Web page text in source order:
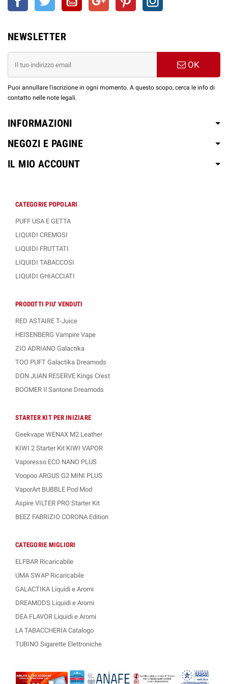
1 x Base Neutra 10ml - 18
mg/ml (Full PG)
Aroma
2 x Glicole Propilenico 10ml
60 ml Liquido Senza
SCOPRI LE ALTRE LINEE AROMÌ SHOT
10+50ml by EASY VAPE
NEWSLETTER
OK
Puoi annullare l'iscrizione in ogni momento. A questo scopo, cerca le info di
contatto nelle note legali.
INFORMAZIONI
NEGOZI E PAGINE
IL MIO ACCOUNT
CATEGORIE POPOLARI
PUFF USA E GETTA
LIQUIDI CREMOSI
LIQUIDI FRUTTATI
LIQUIDI TABACCOSI
LIQUIDI GHIACCIATI
PRODOTTI PIU' VENDUTI
RED ASTAIRE T-Juice
HEISENBERG Vampire Vape
ZIO ADRIANO Galactika
TOO PUFT Galactika Dreamods
DON JUAN RESERVE Kings Crest
BOOMER Il Santone Dreamods
STARTER KIT PER INIZIARE
Geekvape WENAX M2 Leather
KIWI 2 Starter Kit KIWI VAPOR
Vaporesso ECO NANO PLUS
Voopoo ARGUS G2 MINI PLUS
VaporArt BUBBLE Pod Mod
Aspire VILTER PRO Starter Kit
BEEZ FABRIZIO CORONA Edition
CATEGORIE MIGLIORI
ELFBAR Ricaricabile
UMA SWAP Ricaricabile
GALACTIKA Liquidi e Aromi
DREAMODS Liquidi e Aromi
DEA FLAVOR Liquidi e Aromi
LA TABACCHERIA Catalogo
TUBINO Sigarette Elettroniche